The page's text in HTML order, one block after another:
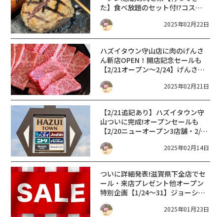
た】食べ放題のセット付!?コスパ
最強のステーキ店【滋賀 新店
2025】混雑状況やクーポン・お得
2025年02月22日
ハズイタウン守山店に肉のげんさ
ん新店OPEN！開店記念セールも
【2/21オープン～2/24】げんさん
ハズイ守山店開店記念祭・公式通
販サイトも近江牛が特価【滋賀 新
2025年02月21日
【2/21追記あり】ハズイタウン守
山ついに完成!オープンセールも
【2/20ニューオープン3店舗・2/21
スーパーハズイ守山店OPEN】
HAZUI TOWN守山 FINAL STAGEグ
2025年02月14日
ついに詳細発表!滋賀県下全店でセ
ール・来店プレゼント他オープン
特別企画【1/24～31】ジョーシン
ハズイタウン守山店協賛セール
【2025年 ニューオープン】2025年01月23日